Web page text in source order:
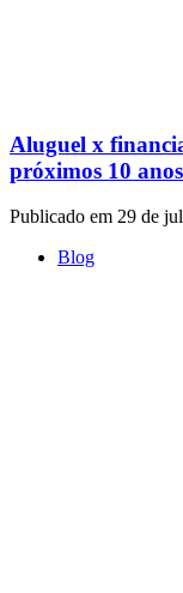
Aluguel x
próximos 10
Publicado em 29 de
Blog